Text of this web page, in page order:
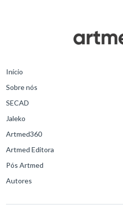
Início
Sobre nós
SECAD
Jaleko
Artmed360
Artmed Editora
Pós Artmed
Autores